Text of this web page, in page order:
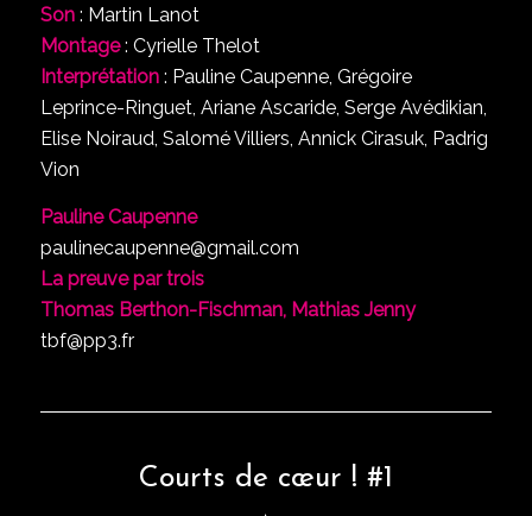
Son: Martin Lanot
Montage: Cyrielle Thelot
Interprétation: Pauline Caupenne, Grégoire
Leprince-Ringuet, Ariane Ascaride, Serge Avédikian,
Elise Noiraud, Salomé Villiers, Annick Cirasuk, Padrig
Vion
Pauline Caupenne
paulinecaupenne@gmail.com
La preuve par trois
Thomas Berthon-Fischman, Mathias Jenny
tbf@pp3.fr
Courts de cœur ! #1